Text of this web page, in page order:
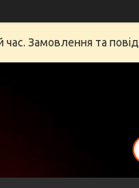
час. Замовлення та